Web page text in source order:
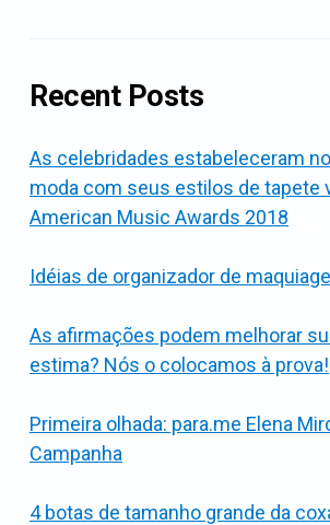
Recent Posts
As celebridades estabeleceram
moda com seus estilos de tapete
American Music Awards 2018
Idéias de organizador de
As afirmações podem melhorar
estima? Nós o colocamos à prova!
Primeira olhada: para.me Elena
Campanha
4 botas de tamanho grande da